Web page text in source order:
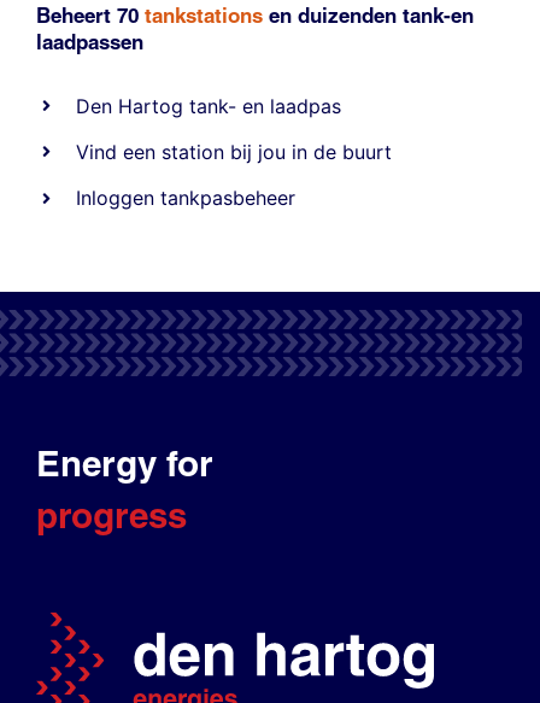
Beheert 70 tankstations en duizenden tank-en
laadpassen
Den Hartog tank- en laadpas
Vind een station bij jou in de buurt
Inloggen tankpasbeheer
Energy for
progress